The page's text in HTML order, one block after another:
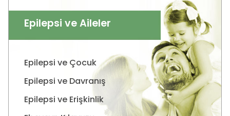
Epilepsi ve Aileler
Epilepsi ve Çocuk
Epilepsi ve Davranış
Epilepsi ve Erişkinlik